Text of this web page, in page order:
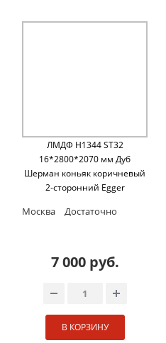
ЛМДФ H1344 ST32
16*2800*2070 мм Дуб
Шерман коньяк коричневый
2-сторонний Egger
Москва Достаточно
7 000 руб.
В КОРЗИНУ